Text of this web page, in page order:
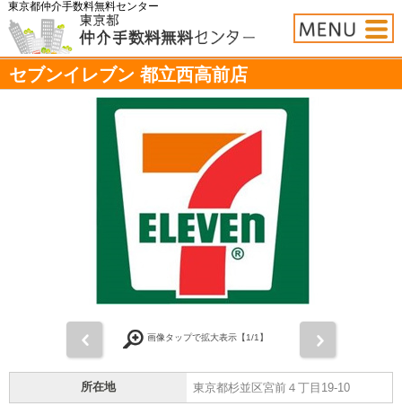
東京都仲介手数料無料センター
セブンイレブン 都立西高前店
画像タップで拡大表示【1/1】
所在地 東京都杉並区宮前４丁目19-10